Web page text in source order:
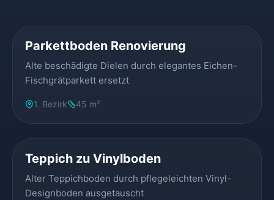
Parkettboden Renovierung
Alte beschädigte Dielen durch elegantes Eichen-
Fischgrätparkett ersetzt
1. Bezirk 45 m²
Teppich zu Vinylboden
Alter Teppichboden durch pflegeleichten Vinyl-
Designboden ausgetauscht